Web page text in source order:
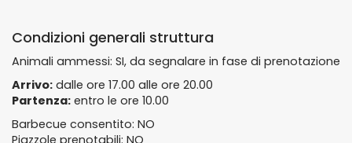
Condizioni generali struttura
Animali ammessi: SI, da segnalare in fase di prenotazione
Arrivo: dalle ore 17.00 alle ore 20.00
Partenza: entro le ore 10.00
Barbecue consentito: NO
Piazzole prenotabili: NO